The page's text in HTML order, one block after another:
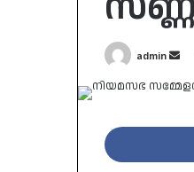
admin